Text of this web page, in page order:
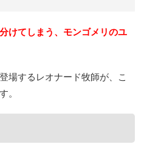
けてしまう、モンゴメリのユ
場するレオナード牧師が、こ
。